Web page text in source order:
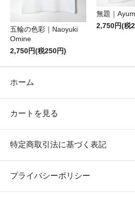
五輪の色彩｜Naoyuki
Omine
2,750円(税250円)
無題｜
2,750円(税
ホーム
カートを見る
特定商取引法に基づく表記
プライバシーポリシー